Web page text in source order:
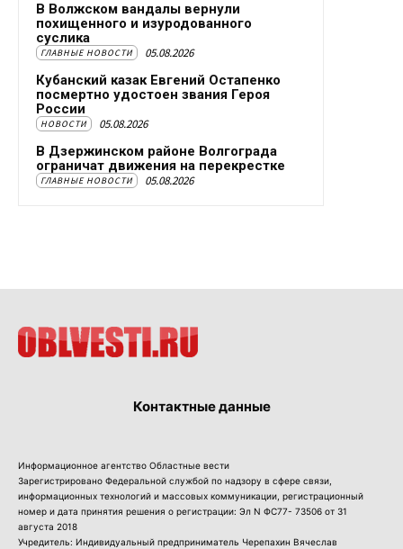
В Волжском вандалы вернули
похищенного и изуродованного
суслика
ГЛАВНЫЕ НОВОСТИ 05.08.2026
Кубанский казак Евгений Остапенко
посмертно удостоен звания Героя
России
НОВОСТИ 05.08.2026
В Дзержинском районе Волгограда
ограничат движения на перекрестке
ГЛАВНЫЕ НОВОСТИ 05.08.2026
Контактные данные
Информационное агентство Областные вести
Зарегистрировано Федеральной службой по надзору в сфере связи,
информационных технологий и массовых коммуникации, регистрационный
номер и дата принятия решения о регистрации: Эл N ФС77- 73506 от 31
августа 2018
Учредитель: Индивидуальный предприниматель Черепахин Вячеслав